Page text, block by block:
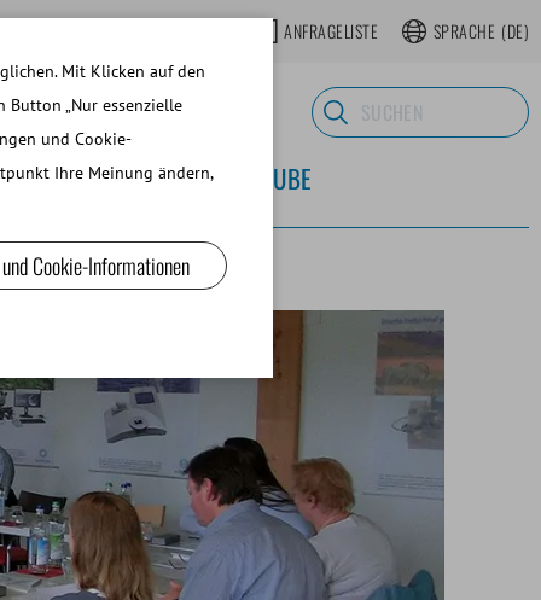
ANFRAGELISTE SPRACHE (DE)
ÜBER MINITUBE
Mit Klicken auf den
„Nur essenzielle
und Cookie-
Ihre Meinung ändern,
Cookie-Informationen